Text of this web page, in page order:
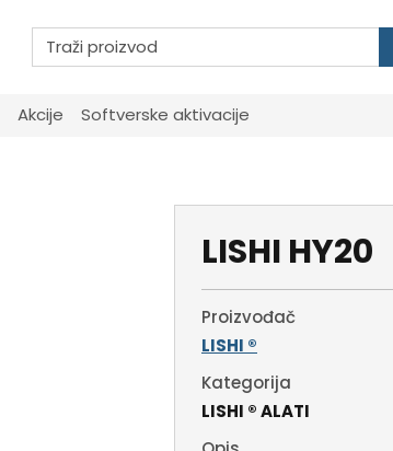
Akcije Softverske aktivacije
LISHI HY20
Proizvođač
LISHI ®
Kategorija
LISHI ® ALATI